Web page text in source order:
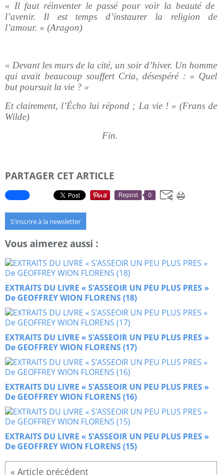
« Il faut réinventer le passé pour voir la beauté de
l’avenir. Il est temps d’instaurer la religion de
l’amour. » (Aragon)
« Devant les murs de la cité, un soir d’hiver. Un homme
qui avait beaucoup souffert Cria, désespéré : « Quel
but poursuit la vie ? »
Et clairement, l’Écho lui répond ; La vie ! » (Frans de
Wilde)
Fin.
PARTAGER CET ARTICLE
Repost 0
S'inscrire à la newsletter
Vous aimerez aussi :
EXTRAITS DU LIVRE « S’ASSEOIR UN PEU PLUS PRES »
De GEOFFREY WION FLORENS (18)
EXTRAITS DU LIVRE « S’ASSEOIR UN PEU PLUS PRES »
De GEOFFREY WION FLORENS (17)
EXTRAITS DU LIVRE « S’ASSEOIR UN PEU PLUS PRES »
De GEOFFREY WION FLORENS (16)
EXTRAITS DU LIVRE « S’ASSEOIR UN PEU PLUS PRES »
De GEOFFREY WION FLORENS (15)